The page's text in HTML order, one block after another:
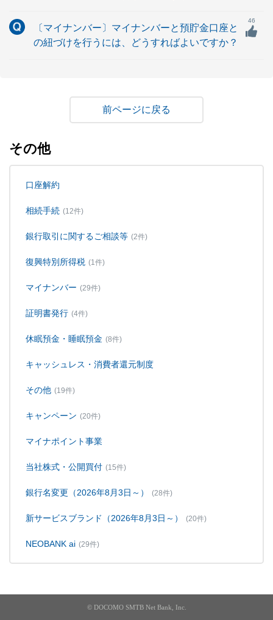
〔マイナンバー〕マイナンバーと預貯金口座と
の紐づけを行うには、どうすればよいですか？
46
戻る
その他
口座解約
相続手続 (12件)
銀行取引に関するご相談等 (2件)
復興特別所得税 (1件)
マイナンバー (29件)
証明書発行 (4件)
休眠預金・睡眠預金 (8件)
キャッシュレス・消費者還元制度
その他 (19件)
キャンペーン (20件)
マイナポイント事業
当社株式・公開買付 (15件)
銀行名変更（2026年8月3日～） (28件)
新サービスブランド（2026年8月3日～） (20件)
NEOBANK ai (29件)
© DOCOMO SMTB Net Bank, Inc.